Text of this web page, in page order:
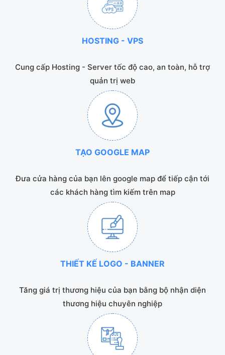
HOSTING - VPS
Cung cấp Hosting - Server tốc độ cao, an toàn, hỗ trợ
quản trị web
TẠO GOOGLE MAP
Đưa cửa hàng của bạn lên google map để tiếp cận tới
các khách hàng tìm kiếm trên map
THIẾT KẾ LOGO - BANNER
Tăng giá trị thương hiệu của bạn bằng bộ nhận diện
thương hiệu chuyên nghiệp